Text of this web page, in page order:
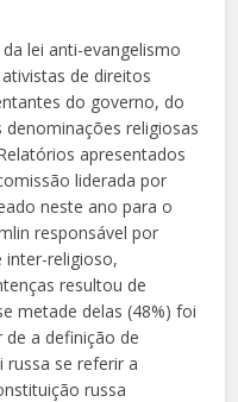
lei anti-evangelismo
de direitos
do governo, do
denominações religiosas
apresentados
liderada por
neste ano para o
responsável por
religioso,
resultou de
metade delas (48%) foi
de a definição de
russa se referir a
russa